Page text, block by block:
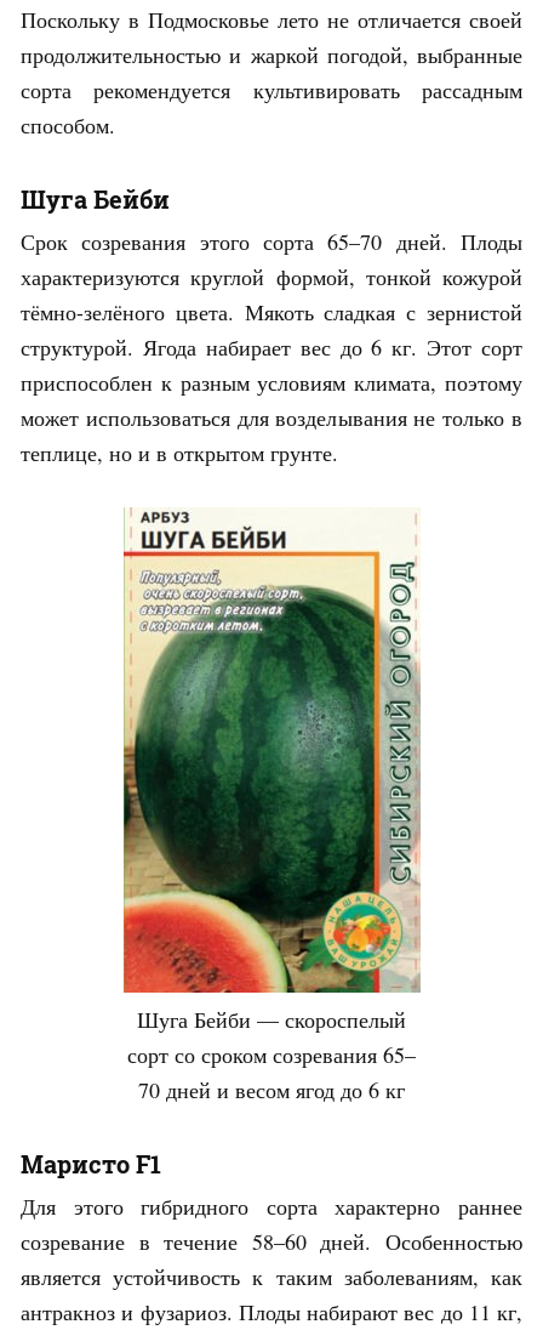
Поскольку в Подмосковье лето не отличается своей
продолжительностью и жаркой погодой, выбранные
сорта рекомендуется культивировать рассадным
способом.
Шуга Бейби
Срок созревания этого сорта 65–70 дней. Плоды
характеризуются круглой формой, тонкой кожурой
тёмно-зелёного цвета. Мякоть сладкая с зернистой
структурой. Ягода набирает вес до 6 кг. Этот сорт
приспособлен к разным условиям климата, поэтому
может использоваться для возделывания не только в
теплице, но и в открытом грунте.
Шуга Бейби — скороспелый
сорт со сроком созревания 65–
70 дней и весом ягод до 6 кг
Маристо F1
Для этого гибридного сорта характерно раннее
созревание в течение 58–60 дней. Особенностью
является устойчивость к таким заболеваниям, как
антракноз и фузариоз. Плоды набирают вес до 11 кг,